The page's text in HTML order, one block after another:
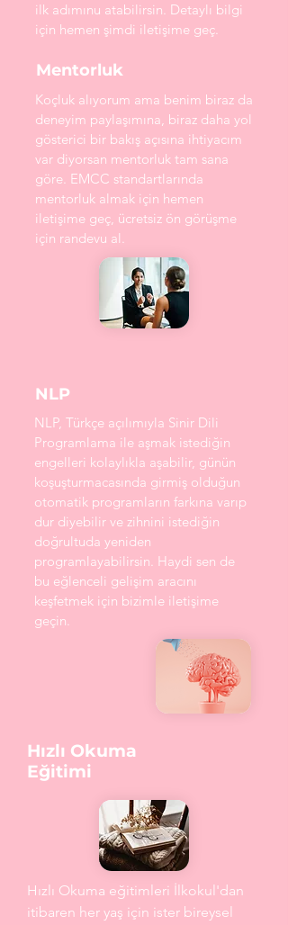
ilk adımınu atabilirsin. Detaylı bilgi
için hemen şimdi iletişime geç.
Mentorluk
Koçluk alıyorum ama benim biraz da
deneyim paylaşımına, biraz daha yol
gösterici bir bakış açısına ihtiyacım
var diyorsan mentorluk tam sana
göre. EMCC standartlarında
mentorluk almak için hemen
iletişime geç, ücretsiz ön görüşme
için randevu al.
NLP
NLP, Türkçe açılımıyla Sinir Dili
Programlama ile aşmak istediğin
engelleri kolaylıkla aşabilir, günün
koşuşturmacasında girmiş olduğun
otomatik programların farkına varıp
dur diyebilir ve zihnini istediğin
doğrultuda yeniden
programlayabilirsin. Haydi sen de
bu eğlenceli gelişim aracını
keşfetmek için bizimle iletişime
geçin.
Hızlı Okuma
Eğitimi
Hızlı Okuma eğitimleri İlkokul'dan
itibaren her yaş için ister bireysel